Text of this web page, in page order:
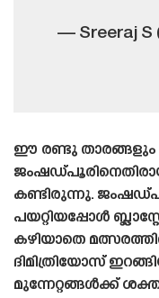
— Sreeraj S
ഈ രണ്ടു താരങ്ങളും
കണ്ടിരുന്നു.
പയറ്റിയപ്പോൾ
കഴിയാതെ
ദിമിത്രിയോസ്
മുന്നേറ്റങ്ങൾക്ക്